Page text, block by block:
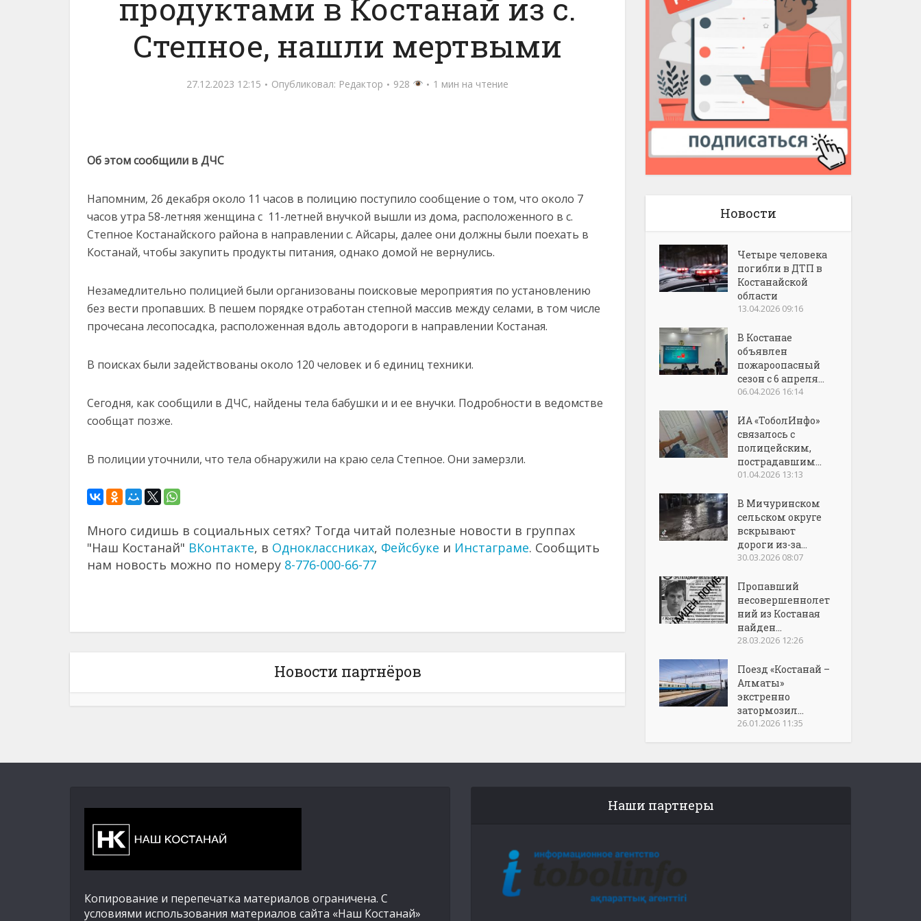
продуктами в Костанай из с.
Степное, нашли мертвыми
27.12.2023 12:15 Опубликовал: Редактор 928 1 мин на чтение
Об этом сообщили в ДЧС
Напомним, 26 декабря около 11 часов в полицию поступило сообщение о том, что около 7
часов утра 58-летняя женщина с 11-летней внучкой вышли из дома, расположенного в с.
Степное Костанайского района в направлении с. Айсары, далее они должны были поехать в
Костанай, чтобы закупить продукты питания, однако домой не вернулись.
Незамедлительно полицией были организованы поисковые мероприятия по установлению
без вести пропавших. В пешем порядке отработан степной массив между селами, в том числе
прочесана лесопосадка, расположенная вдоль автодороги в направлении Костаная.
В поисках были задействованы около 120 человек и 6 единиц техники.
Сегодня, как сообщили в ДЧС, найдены тела бабушки и и ее внучки. Подробности в ведомстве
сообщат позже.
В полиции уточнили, что тела обнаружили на краю села Степное. Они замерзли.
Много сидишь в социальных сетях? Тогда читай полезные новости в группах
"Наш Костанай" ВКонтакте, в Одноклассниках, Фейсбуке и Инстаграме. Сообщить
нам новость можно по номеру 8-776-000-66-77
Новости партнёров
Новости
Четыре человека
погибли в ДТП в
Костанайской
области
13.04.2026 09:16
В Костанае
объявлен
пожароопасный
сезон с 6 апреля...
06.04.2026 16:14
ИА «ТоболИнфо»
связалось с
полицейским,
пострадавшим...
01.04.2026 13:13
В Мичуринском
сельском округе
вскрывают
дороги из-за...
30.03.2026 08:07
Пропавший
несовершеннолет
ний из Костаная
найден...
28.03.2026 12:26
Поезд «Костанай –
Алматы»
экстренно
затормозил...
26.01.2026 11:35
Копирование и перепечатка материалов ограничена. С
условиями использования материалов сайта «Наш Костанай»
Наши партнеры